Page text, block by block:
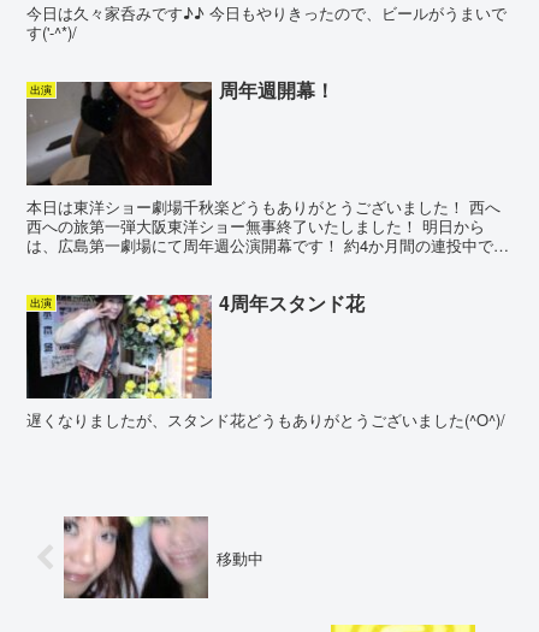
今日は久々家呑みです♪♪ 今日もやりきったので、ビールがうまいで
す('-^*)/
出演 周年週開幕！
本日は東洋ショー劇場千秋楽どうもありがとうございました！ 西へ
西への旅第一弾大阪東洋ショー無事終了いたしました！ 明日から
は、広島第一劇場にて周年週公演開幕です！ 約4か月間の連投中で、
出演 4周年スタンド花
遅くなりましたが、スタンド花どうもありがとうございました(^O^)/
移動中